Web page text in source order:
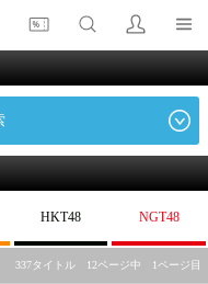
HKT48 NGT48
337タイトル 12ページ中 1ページ目